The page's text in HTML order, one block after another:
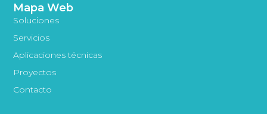
Mapa Web
Soluciones
Servicios
Aplicaciones técnicas
Proyectos
Contacto